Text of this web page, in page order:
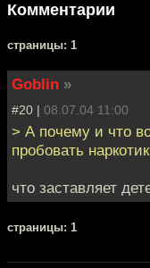
Комментарии
cтраницы: 1
Goblin »
#20 | 08.07.04 11:00
> А почему и что
пробовать
что заставляет
cтраницы: 1